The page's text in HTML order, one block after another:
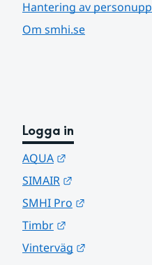
Hantering av
Om smhi.se
Logga in
AQUA
SIMAIR
SMHI Pro
Timbr
Vinterväg